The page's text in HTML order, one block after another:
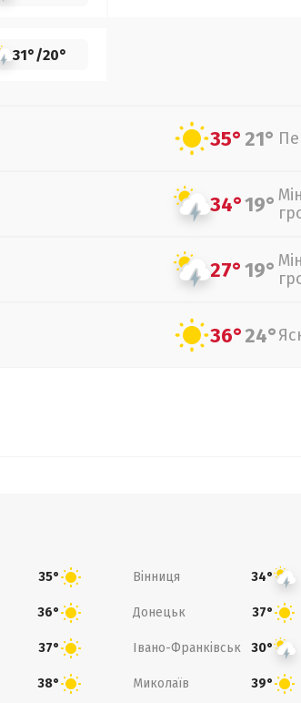
31°/20°
35°21°
34°19°
27°19°
36°24°
35° Вінниця 34°
36° Донецьк 37°
37° Івано-Франківськ 30°
38° Миколаїв 39°